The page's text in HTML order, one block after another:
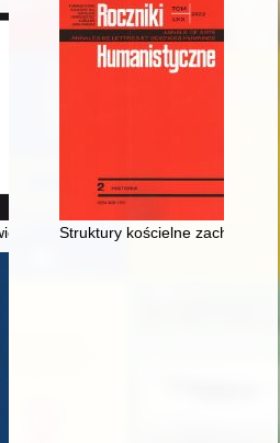
"Irena", "Barbara" (1906-1943) :
Struktury kościelne zachodniej